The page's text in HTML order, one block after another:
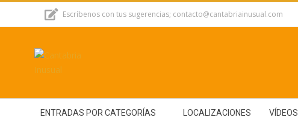
Escríbenos con tus sugerencias; contacto@cantabriainusual.com
Navigation
ENTRADAS POR CATEGORÍAS LOCALIZACIONES VÍDEOS